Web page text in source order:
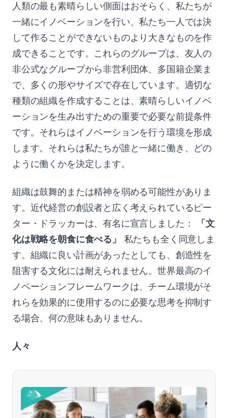
人類の最も素晴らしい側面はおそらく、私たちが
一緒にイノベーションを行い、私たち一人では決
して作ることができないものより大きなものを作
成できることです。これらのグループは、友人の
非公式なグループから非営利団体、多国籍企業ま
で、多くの形やサイズで存在しています。適切な
種類の組織を作成することは、素晴らしいイノベ
ーションを生み出すための重要で必要な前提条件
です。それらはイノベーションを行う環境を形成
します。それらは私たちが誰と一緒に働き、どの
ように働くかを決定します。
組織は鼓舞的または精神を弱める可能性がありま
す。近代経営の創設者と広く考えられているピー
ター・ドラッカーは、有名に宣言しました：
「文
化は戦略を朝食に食べる」
私たちも全く同意しま
す。組織に良い計画があったとしても、創造性を
阻害する文化には耐えられません。世界最高のイ
ノベーションフレームワークは、チーム環境がそ
れらを効果的に使用するのに必要な思考を抑制す
る場合、何の意味もありません。
人々